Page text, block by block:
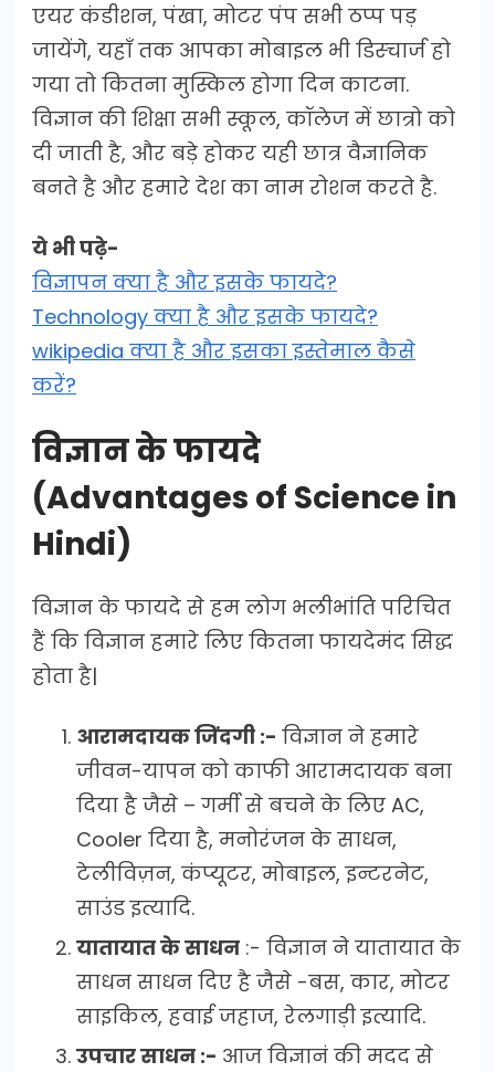
एयर कंडीशन, पंखा, मोटर पंप सभी ठप्प पड़
जायेंगे, यहाँ तक आपका मोबाइल भी डिस्चार्ज हो
गया तो कितना मुस्किल होगा दिन काटना.
विज्ञान की शिक्षा सभी स्कूल, कॉलेज में छात्रो को
दी जाती है, और बड़े होकर यही छात्र वैज्ञानिक
बनते है और हमारे देश का नाम रोशन करते है.
ये भी पढ़े-
विज्ञापन क्या है और इसके फायदे?
Technology क्या है और इसके फायदे?
wikipedia क्या है और इसका इस्तेमाल कैसे
करें?
विज्ञान के फायदे
(Advantages of Science in
Hindi)
विज्ञान के फायदे से हम लोग भलीभांति परिचित
हैं कि विज्ञान हमारे लिए कितना फायदेमंद सिद्ध
होता है|
आरामदायक जिंदगी :- विज्ञान ने हमारे
जीवन-यापन को काफी आरामदायक बना
दिया है जैसे – गर्मी से बचने के लिए AC,
Cooler दिया है, मनोरंजन के साधन,
टेलीविज़न, कंप्यूटर, मोबाइल, इन्टरनेट,
साउंड इत्यादि.
यातायात के साधन :- विज्ञान ने यातायात के
साधन साधन दिए है जैसे -बस, कार, मोटर
साइकिल, हवाई जहाज, रेलगाड़ी इत्यादि.
उपचार साधन :- आज विज्ञानं की मदद से